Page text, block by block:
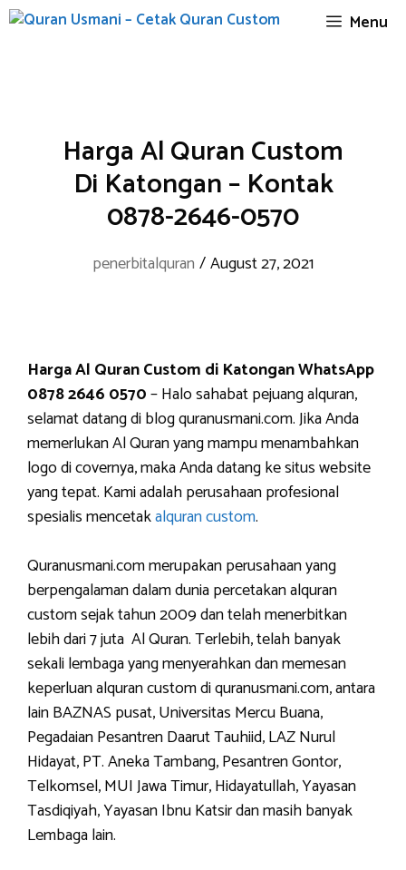
Skip
Menu
Harga Al Quran Custom
Di Katongan – Kontak
0878-2646-0570
penerbitalquran /August 27, 2021
Harga Al Quran Custom di Katongan WhatsApp
0878 2646 0570– Halo sahabat pejuang alquran,
selamat datang di blog quranusmani.com. Jika Anda
memerlukan Al Quran yang mampu menambahkan
logo di covernya, maka Anda datang ke situs website
yang tepat. Kami adalah perusahaan profesional
spesialis mencetakalquran custom.
Quranusmani.com merupakan perusahaan yang
berpengalaman dalam dunia percetakan alquran
custom sejak tahun 2009 dan telah menerbitkan
lebih dari 7 juta Al Quran. Terlebih, telah banyak
sekali lembaga yang menyerahkan dan memesan
keperluan alquran custom di quranusmani.com, antara
lain BAZNAS pusat, Universitas Mercu Buana,
Pegadaian Pesantren Daarut Tauhiid, LAZ Nurul
Hidayat, PT. Aneka Tambang, Pesantren Gontor,
Telkomsel, MUI Jawa Timur, Hidayatullah, Yayasan
Tasdiqiyah, Yayasan Ibnu Katsir dan masih banyak
Lembaga lain.